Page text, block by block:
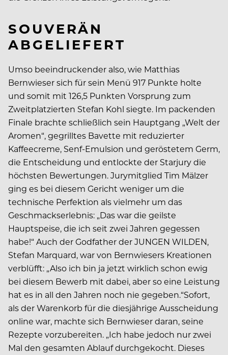
SOUVERÄN
ABGELIEFERT
Umso beeindruckender also, wie Matthias
Bernwieser sich für sein Menü 917 Punkte holte
und somit mit 126,5 Punkten Vorsprung zum
Zweitplatzierten Stefan Kohl siegte. Im packenden
Finale brachte schließlich sein Hauptgang „Welt der
Aromen“, gegrilltes Bavette mit reduzierter
Kaffeecreme, Senf-Emulsion und geröstetem Germ,
die Entscheidung und entlockte der Starjury die
höchsten Bewertungen. Jurymitglied Tim Mälzer
ging es bei diesem Gericht weniger um die
technische Perfektion als vielmehr um das
Geschmackserlebnis: „Das war die geilste
Hauptspeise, die ich seit zwei Jahren gegessen
habe!“ Auch der Godfather der JUNGEN WILDEN,
Stefan Marquard, war von Bernwiesers Kreationen
verblüfft: „Also ich bin ja jetzt wirklich schon ewig
bei diesem Bewerb mit dabei, aber so eine Leistung
hat es in all den Jahren noch nie gegeben.“Sofort,
als der Warenkorb für die diesjährige Ausscheidung
online war, machte sich Bernwieser daran, seine
Rezepte vorzubereiten. „Ich habe jedoch nur zwei
Mal den gesamten Ablauf durchgekocht. Dieses